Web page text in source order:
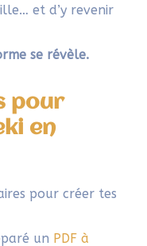
Répondre
je ne vais
la même
des images,
tâches du